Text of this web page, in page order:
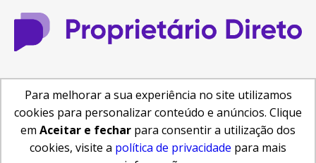
Central de Ajuda Como anunciar Busca de Imóveis
Reformas e Projetos
Para melhorar a sua experiência no site utilizamos
cookies para personalizar conteúdo e anúncios. Clique
em Aceitar e fechar para consentir a utilização dos
cookies, visite a política de privacidade para mais